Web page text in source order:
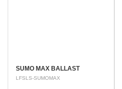
SUMO MAX BALLAST
LFSLS-SUMOMAX